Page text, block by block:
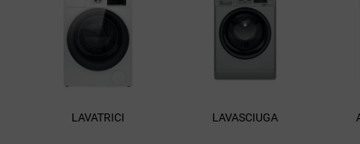
LAVATRICI LAVASCIUGA